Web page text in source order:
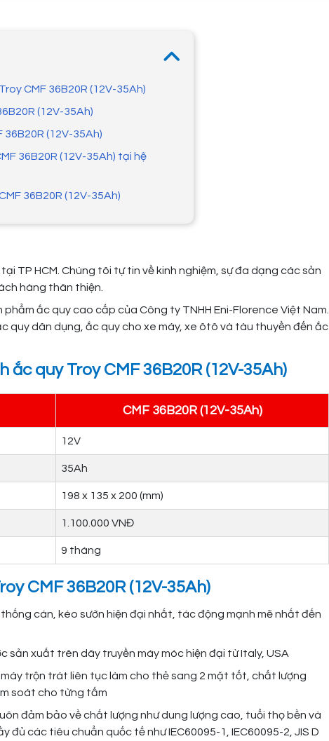
CMF 36B20R (12V-35Ah)
(12V-35Ah)
(12V-35Ah)
36B20R (12V-35Ah) tại hệ
36B20R (12V-35Ah)
TP HCM. Chúng tôi tự tin về kinh nghiệm, sự đa dạng các sản
hàng thân thiện.
phẩm ắc quy cao cấp của Công ty TNHH Eni-Florence Việt Nam.
quy dân dụng, ắc quy cho xe máy, xe ôtô và tàu thuyền đến ắc
ắc quy Troy CMF 36B20R (12V-35Ah)
CMF 36B20R (12V-35Ah)
12V
35Ah
198 x 135 x 200 (mm)
1.100.000 VNĐ
9 tháng
CMF 36B20R (12V-35Ah)
cán, kéo sườn hiện đại nhất, tác động mạnh mẽ nhất đến
sản xuất trên dây truyền máy móc hiện đại từ Italy, USA
trộn trát liên tục làm cho thẻ sang 2 mặt tốt, chất lượng
soát cho từng tấm
đảm bảo về chất lượng như dung lượng cao, tuổi thọ bền và
các tiêu chuẩn quốc tế như IEC60095-1, IEC60095-2, JIS D